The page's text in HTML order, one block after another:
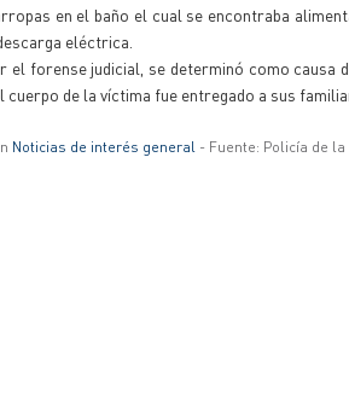
en el baño el cual se encontraba
eléctrica.
el forense judicial, se determinó como
cuerpo de la víctima fue entregado a sus
Noticias de interés general - Fuente: Policía de la